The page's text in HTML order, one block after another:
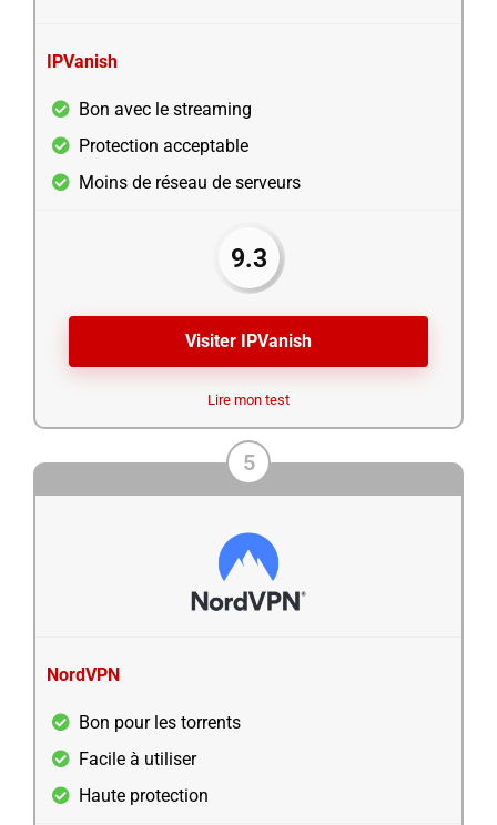
IPVanish
Bon avec le streaming
Protection acceptable
Moins de réseau de serveurs
9.3
Visiter IPVanish
Lire mon test
5
NordVPN
Bon pour les torrents
Facile à utiliser
Haute protection